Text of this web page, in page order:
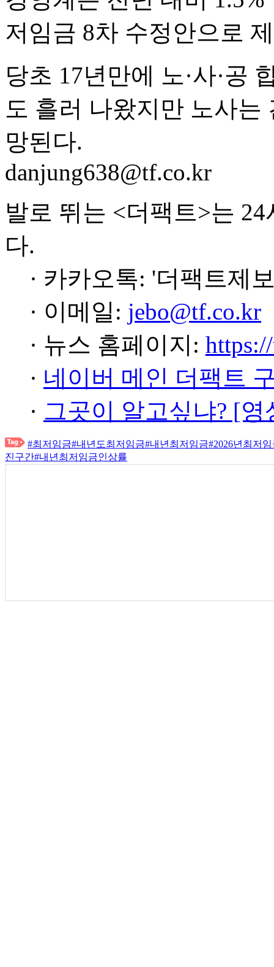
저임금 8차 수정안으로
당초 17년만에 노·사·공
도 흘러 나왔지만 노사는
망된다.
danjung638@tf.co.kr
발로 뛰는 <더팩트>는
다.
· 카카오톡: '더팩트제
· 이메일: jebo@tf.co.kr
· 뉴스 홈페이지:
· 네이버 메인 더팩트
· 그곳이 알고싶냐? [
#최저임금#내년도최저임금#내년최저임금#2026년최저
진구간#내년최저임금인상률